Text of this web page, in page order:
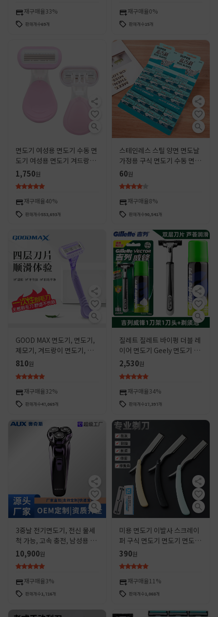
재구매율33%
판매개수69개
재구매율0%
판매개수15개
면도기 여성용 면도기 수동 면
도기 여성용 면도기 겨드랑이
면도기 제모기 면도기 940
1,750원
재구매율40%
판매개수553,693개
스테인레스 스틸 양면 면도날
가정용 구식 면도기 수동 면도
달러 매장 공급 도매
60원
재구매율8%
판매개수90,541개
GOOD MAX 면도기, 면도기,
제모기, 겨드랑이 면도기, 제
모기, 여성용 프라이빗 면도기
810원
재구매율32%
판매개수47,069개
질레트 질레트 바이펑 더블 레
이어 면도기 Geely 면도기 1
블레이드 1 헤드 50g 면도 폼
2,530원
재구매율34%
판매개수17,397개
3중날 전기면도기, 전신 물세
척 가능, 고속 충전, 남성용 면
도기, 가정용, 공장 직송, 도매
10,900원
재구매율3%
판매개수1,716개
미용 면도기 이발사 스크레이
퍼 구식 면도기 면도기 면도날
면도날 면도기
390원
재구매율 11%
판매개수1,068개